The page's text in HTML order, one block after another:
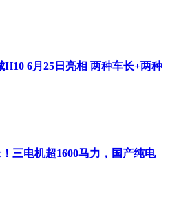
产品，生产部副主任李文斌称，
绵柔的佳酿陈醋，再到巧夺天工
心本味为根基，以创新发展为动
。
6月25日亮相 两种车长+两种
三电机超1600马力，国产纯电